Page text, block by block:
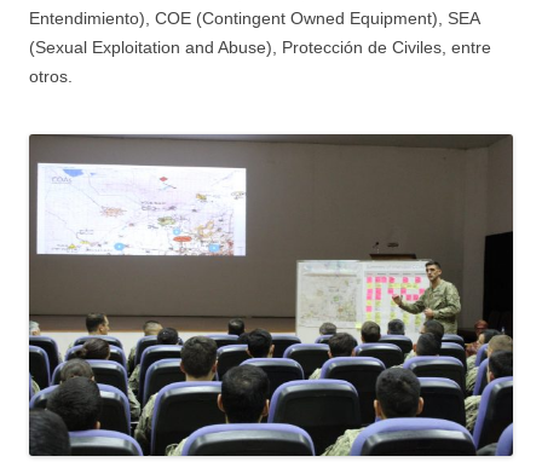
Entendimiento), COE (Contingent Owned Equipment), SEA
(Sexual Exploitation and Abuse), Protección de Civiles, entre
otros.